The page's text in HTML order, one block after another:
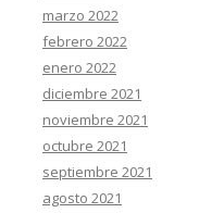
marzo 2022
febrero 2022
enero 2022
diciembre 2021
noviembre 2021
octubre 2021
septiembre 2021
agosto 2021